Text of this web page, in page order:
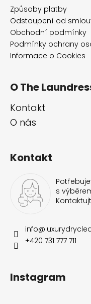
Způsoby platby
Odstoupení od
Obchodní podmínky
Podmínky ochrany
Informace o Cookies
O The
Kontakt
O nás
Kontakt
s
info@
+420 731 777 711
Instagram